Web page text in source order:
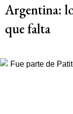
Argentina:
que falta